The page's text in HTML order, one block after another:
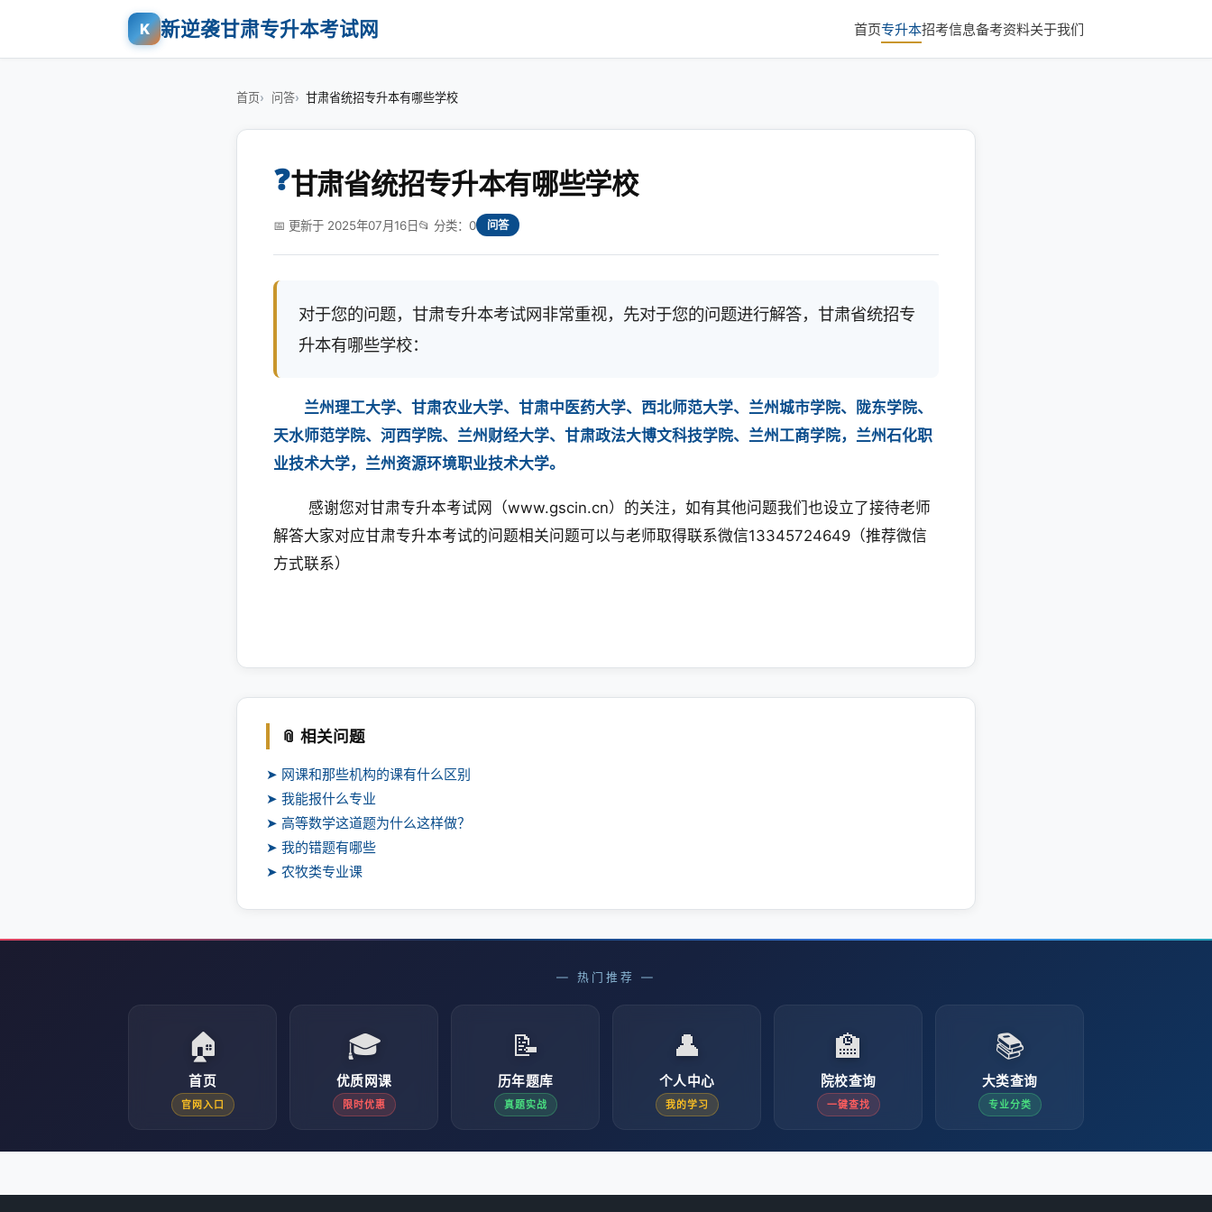
K 新逆袭甘肃专升本考试网 首页专升本招考信息备考资料关于我们
首页 问答 甘肃省统招专升本有哪些学校
❓甘肃省统招专升本有哪些学校
📅 更新于 2025年07月16日📂 分类：0 问答
对于您的问题，甘肃专升本考试网非常重视，先对于您的问题进行解答，甘肃省统招专
升本有哪些学校：
兰州理工大学、甘肃农业大学、甘肃中医药大学、西北师范大学、兰州城市学院、陇东学院、
天水师范学院、河西学院、兰州财经大学、甘肃政法大博文科技学院、兰州工商学院，兰州石化职
业技术大学，兰州资源环境职业技术大学。
感谢您对甘肃专升本考试网（www.gscin.cn）的关注，如有其他问题我们也设立了接待老师
解答大家对应甘肃专升本考试的问题相关问题可以与老师取得联系微信13345724649（推荐微信
方式联系）
📎 相关问题
➤ 网课和那些机构的课有什么区别
➤ 我能报什么专业
➤ 高等数学这道题为什么这样做？
➤ 我的错题有哪些
➤ 农牧类专业课
— 热门推荐 —
🏠
首页
官网入口
🎓
优质网课
限时优惠
📝
历年题库
真题实战
👤
个人中心
我的学习
🏫
院校查询
一键查找
📚
大类查询
专业分类